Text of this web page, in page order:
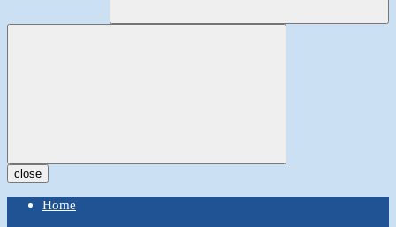
close
Home